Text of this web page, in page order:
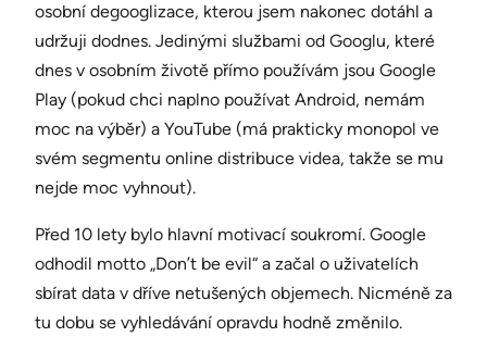
osobní degooglizace, kterou jsem nakonec dotáhl a
udržuji dodnes. Jedinými službami od Googlu, které
dnes v osobním životě přímo používám jsou Google
Play (pokud chci naplno používat Android, nemám
moc na výběr) a YouTube (má prakticky monopol ve
svém segmentu online distribuce videa, takže se mu
nejde moc vyhnout).
Před 10 lety bylo hlavní motivací soukromí. Google
odhodil motto „Don’t be evil“ a začal o uživatelích
sbírat data v dříve netušených objemech. Nicméně za
tu dobu se vyhledávání opravdu hodně změnilo.